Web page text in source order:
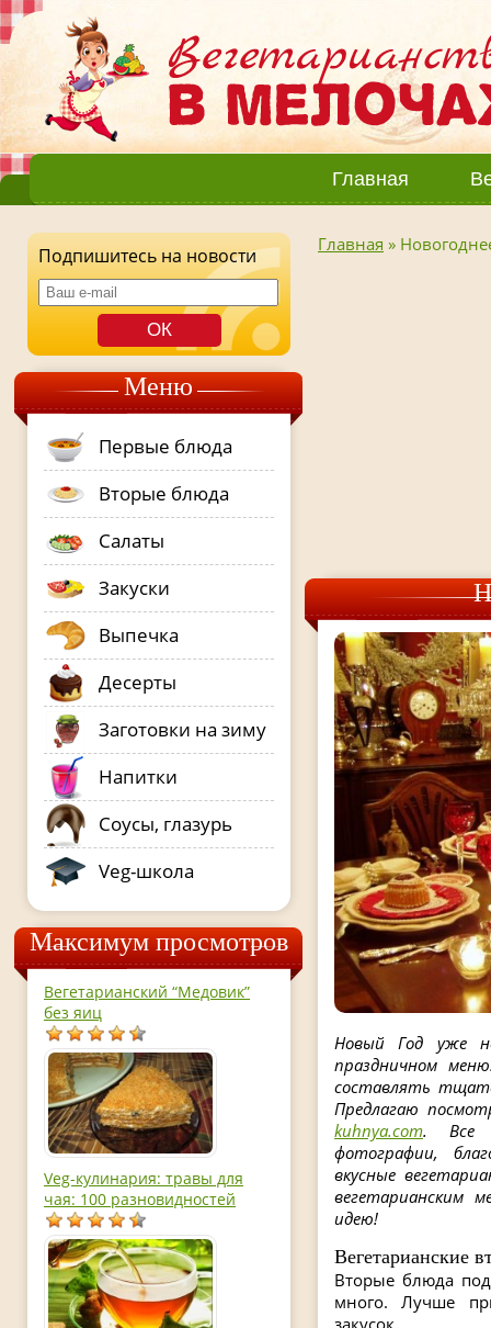
Главная
Подпишитесь на новости
Меню
Первые блюда
Вторые блюда
Салаты
Закуски
Выпечка
Десерты
Заготовки на зиму
Напитки
Соусы, глазурь
Veg-школа
Максимум просмотров
Вегетарианский “Медовик”
без яиц
Veg-кулинария: травы для
чая: 100 разновидностей
Главная »
Новый Год уже
праздничном
составлять
Предлагаю
kuhnya.com. Все
фотографии,
вкусные
вегетарианским
идею!
Вегетарианские
Вторые блюда
много. Лучше